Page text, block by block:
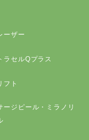
ーザー
ラセルQプラス
フト
ージピール・ミラノリ